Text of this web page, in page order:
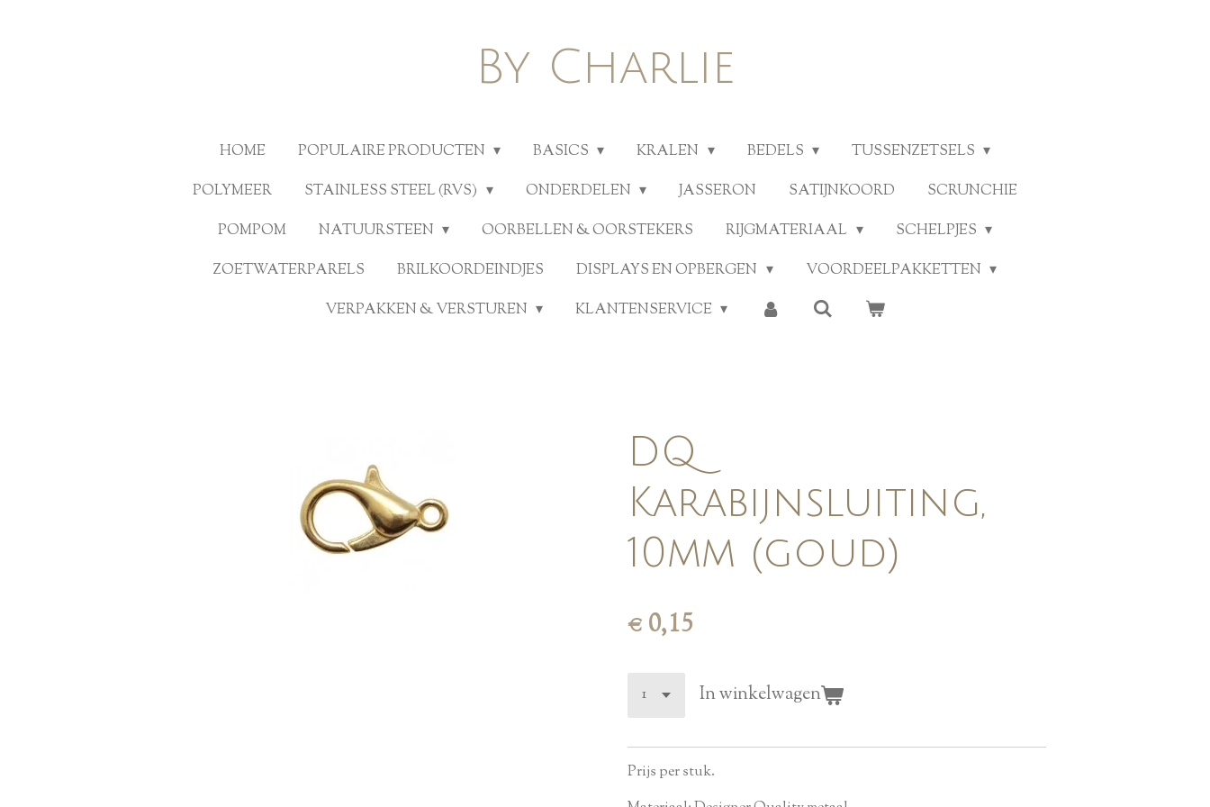
By Charlie
HOME POPULAIRE PRODUCTEN BASICS KRALEN BEDELS
TUSSENZETSELS
POLYMEER
STAINLESS STEEL (RVS) ONDERDELEN JASSERON SATIJNKOORD
SCRUNCHIE
POMPOM
NATUURSTEEN OORBELLEN & OORSTEKERS RIJGMATERIAAL
SCHELPJES
ZOETWATERPARELS
BRILKOORDEINDJES DISPLAYS EN OPBERGEN
VOORDEELPAKKETTEN
VERPAKKEN & VERSTUREN
KLANTENSERVICE
DQ
Karabijnsluiting,
10mm (goud)
€ 0,15
In winkelwagen
Prijs per stuk.